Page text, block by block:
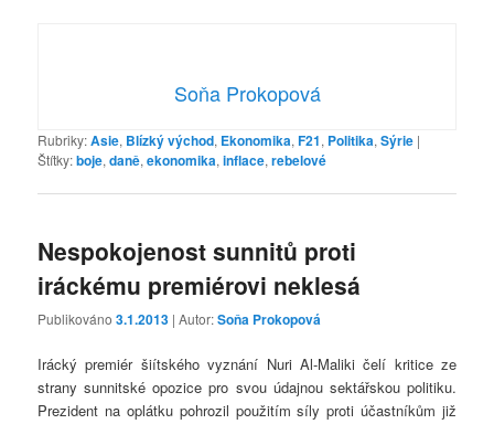
Soňa Prokopová
Rubriky:Asie, Blízký východ, Ekonomika,F21, Politika,Sýrie |
Štítky:boje,daně,ekonomika,inflace,rebelové
Nespokojenost sunnitů proti
iráckému premiérovi neklesá
Publikováno3.1.2013 | Autor:Soňa Prokopová
Irácký premiér šiítského vyznání Nuri Al-Maliki čelí kritice ze
strany sunnitské opozice pro svou údajnou sektářskou politiku.
Prezident na oplátku pohrozil použitím síly proti účastníkům již